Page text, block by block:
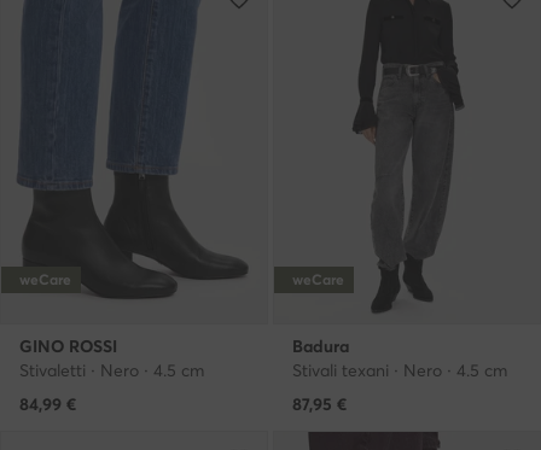
weCare
GINO ROSSI
Stivaletti · Nero · 4.5 cm
84,99 €
weCare
Badura
Stivali texani · Nero · 4.5 cm
87,95 €